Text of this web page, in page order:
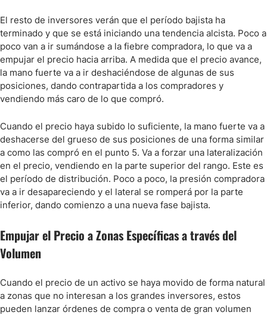
El resto de inversores verán que el período bajista ha
terminado y que se está iniciando una tendencia alcista. Poco a
poco van a ir sumándose a la fiebre compradora, lo que va a
empujar el precio hacia arriba. A medida que el precio avance,
la mano fuerte va a ir deshaciéndose de algunas de sus
posiciones, dando contrapartida a los compradores y
vendiendo más caro de lo que compró.
Cuando el precio haya subido lo suficiente, la mano fuerte va a
deshacerse del grueso de sus posiciones de una forma similar
a como las compró en el punto 5. Va a forzar una lateralización
en el precio, vendiendo en la parte superior del rango. Este es
el período de distribución. Poco a poco, la presión compradora
va a ir desapareciendo y el lateral se romperá por la parte
inferior, dando comienzo a una nueva fase bajista.
Empujar el Precio a Zonas Específicas a través del
Volumen
Cuando el precio de un activo se haya movido de forma natural
a zonas que no interesan a los grandes inversores, estos
pueden lanzar órdenes de compra o venta de gran volumen